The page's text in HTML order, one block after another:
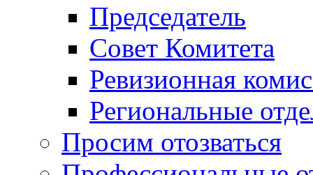
Председатель
Совет Комитета
Ревизионная
Региональные
Просим отозваться